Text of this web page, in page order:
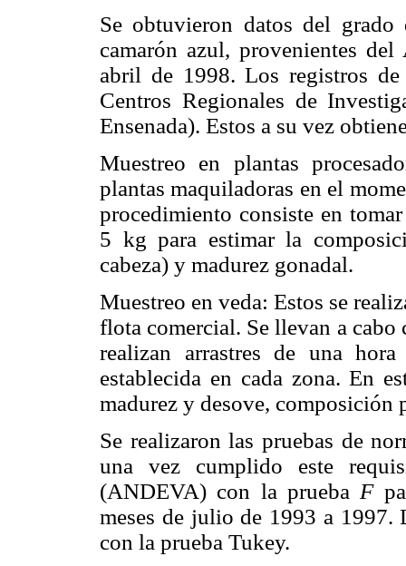
Se obtuvieron datos del grado
camarón azul, provenientes
abril de 1998. Los registros
Centros Regionales de
Ensenada). Estos a su vez
Muestreo en plantas
plantas maquiladoras en el
procedimiento consiste en
5 kg para estimar la
cabeza) y madurez gonadal.
Muestreo en veda: Estos se
flota comercial. Se llevan a cabo
realizan arrastres de una
establecida en cada zona. En
madurez y desove, composición
Se realizaron las pruebas de
una vez cumplido este
(ANDEVA) con la pruebaF
meses de julio de 1993 a 1997.
con la prueba Tukey.